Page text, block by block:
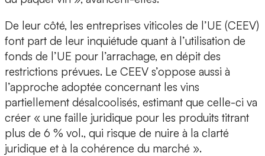
De leur côté, les entreprises viticoles de l’UE (CEEV)
font part de leur inquiétude quant à l’utilisation de
fonds de l’UE pour l’arrachage, en dépit des
restrictions prévues. Le CEEV s’oppose aussi à
l’approche adoptée concernant les vins
partiellement désalcoolisés, estimant que celle-ci va
créer « une faille juridique pour les produits titrant
plus de 6 % vol., qui risque de nuire à la clarté
juridique et à la cohérence du marché ».